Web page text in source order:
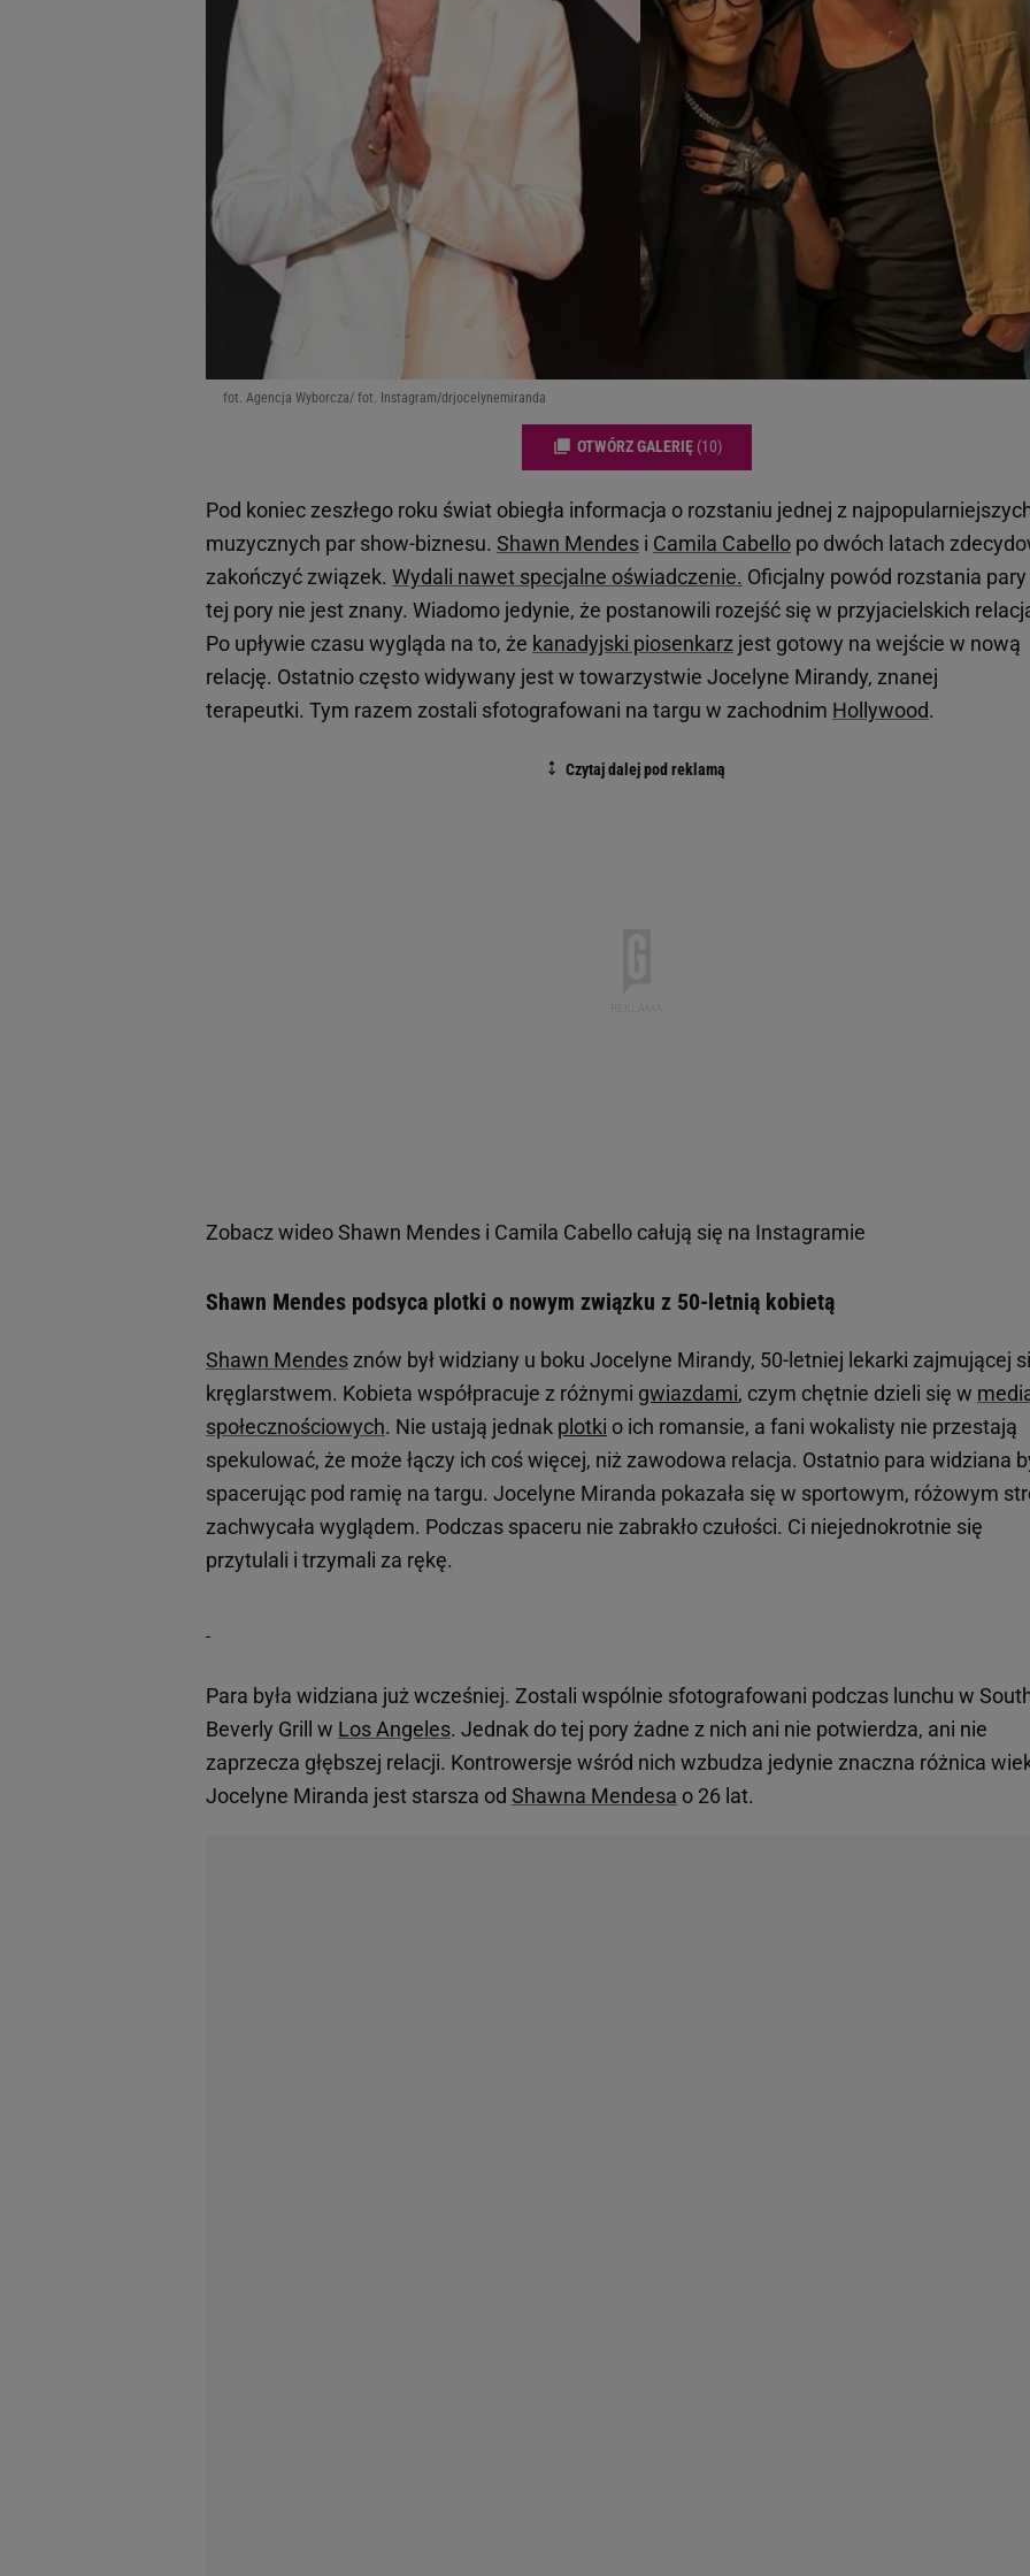
fot. Agencja Wyborcza/ fot. Instagram/drjocelynemiranda
OTWÓRZ GALERIĘ (10)
Pod koniec zeszłego roku świat obiegła informacja o rozstaniu jednej z
muzycznych par show-biznesu. Shawn Mendes i Camila Cabello po dwóch latach
zakończyć związek. Wydali nawet specjalne oświadczenie. Oficjalny powód rozstania
tej pory nie jest znany. Wiadomo jedynie, że postanowili rozejść się w przyjacielskich
Po upływie czasu wygląda na to, że kanadyjski piosenkarz jest gotowy na wejście w nową
relację. Ostatnio często widywany jest w towarzystwie Jocelyne Mirandy, znanej
terapeutki. Tym razem zostali sfotografowani na targu w zachodnim Hollywood.
Zobacz wideoShawn Mendes i Camila Cabello całują się na Instagramie
Shawn Mendes podsyca plotki o nowym związku z 50-letnią kobietą
Shawn Mendes znów był widziany u boku Jocelyne Mirandy, 50-letniej lekarki zajmującej
kręglarstwem. Kobieta współpracuje z różnymi gwiazdami, czym chętnie dzieli się w
społecznościowych. Nie ustają jednak plotki o ich romansie, a fani wokalisty nie przestają
spekulować, że może łączy ich coś więcej, niż zawodowa relacja. Ostatnio para widziana
spacerując pod ramię na targu. Jocelyne Miranda pokazała się w sportowym, różowym
zachwycała wyglądem. Podczas spaceru nie zabrakło czułości. Ci niejednokrotnie się
przytulali i trzymali za rękę.
Para była widziana już wcześniej. Zostali wspólnie sfotografowani podczas lunchu w
Beverly Grill w Los Angeles. Jednak do tej pory żadne z nich ani nie potwierdza, ani nie
zaprzecza głębszej relacji. Kontrowersje wśród nich wzbudza jedynie znaczna różnica
Jocelyne Miranda jest starsza od Shawna Mendesa o 26 lat.